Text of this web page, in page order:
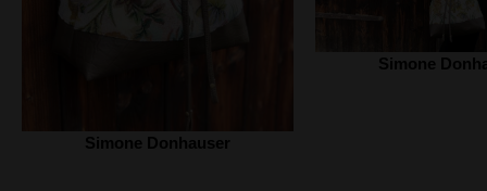
Simone Donhauser
Simone